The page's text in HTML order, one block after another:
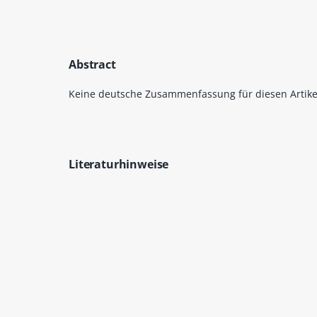
Abstract
Keine deutsche Zusammenfassung für diesen
Literaturhinweise